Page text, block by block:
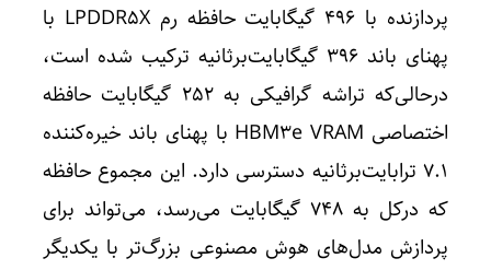
پردازنده با ۴۹۶ گیگابایت حافظه رم LPDDR5X با
پهنای باند ۳۹۶ گیگابایت‌برثانیه ترکیب شده است،
درحالی‌که تراشه گرافیکی به ۲۵۲ گیگابایت حافظه
اختصاصی HBM3e VRAM با پهنای باند خیره‌کننده
۷.۱ ترابایت‌برثانیه دسترسی دارد. این مجموع حافظه
که درکل به ۷۴۸ گیگابایت می‌رسد، می‌تواند برای
پردازش مدل‌های هوش مصنوعی بزرگ‌تر با یکدیگر